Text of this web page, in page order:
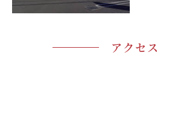
アクセス